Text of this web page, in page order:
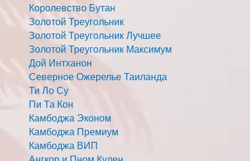
Королевство Бутан
Золотой Треугольник
Золотой Треугольник Лучшее
Золотой Треугольник Максимум
Дой Интханон
Северное Ожерелье Таиланда
Ти Ло Су
Пи Та Кон
Камбоджа Эконом
Камбоджа Премиум
Камбоджа ВИП